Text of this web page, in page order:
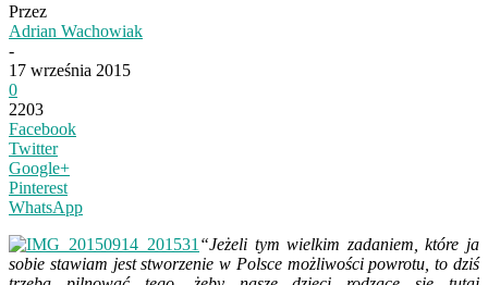
Przez
Adrian Wachowiak
-
17 września 2015
0
2203
Facebook
Twitter
Google+
Pinterest
WhatsApp
“Jeżeli tym wielkim zadaniem, które ja
sobie stawiam jest stworzenie w Polsce możliwości powrotu, to dziś